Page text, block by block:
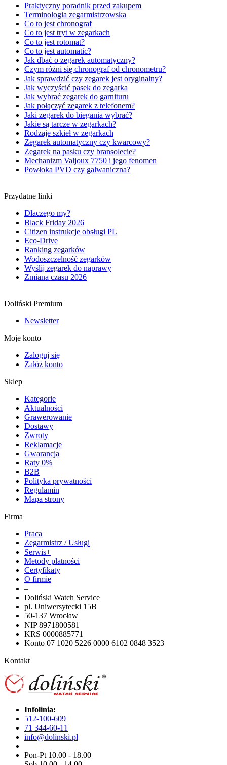
Praktyczny poradnik przed zakupem
Terminologia zegarmistrzowska
Co to jest chronograf
Co to jest tryt w zegarkach
Co to jest rotomat?
Co to jest automatic?
Jak dbać o zegarek automatyczny?
Czym różni się chronograf od chronometru?
Jak sprawdzić czy zegarek jest oryginalny?
Jak wyczyścić pasek do zegarka
Jak wybrać zegarek do garnituru
Jak połączyć zegarek z telefonem?
Jaki zegarek do biegania wybrać?
Jakie są tarcze w zegarkach?
Rodzaje szkieł w zegarkach
Zegarek automatyczny czy kwarcowy?
Zegarek na pasku czy bransolecie?
Mechanizm Valjoux 7750 i jego fenomen
Powłoka PVD czy galwaniczna?
Przydatne linki
Dlaczego my?
Black Friday 2026
Citizen instrukcje obsługi PL
Eco-Drive
Ranking zegarków
Wodoszczelność zegarków
Wyślij zegarek do naprawy
Zmiana czasu 2026
Doliński Premium
Newsletter
Moje konto
Zaloguj się
Załóż konto
Sklep
Kategorie
Aktualności
Grawerowanie
Dostawy
Zwroty
Reklamacje
Gwarancja
Raty 0%
B2B
Polityka prywatności
Regulamin
Mapa strony
Firma
Praca
Zegarmistrz / Usługi
Serwis+
Metody płatności
Certyfikaty
O firmie
–
Doliński Watch Service
pl. Uniwersytecki 15B
50-137 Wrocław
NIP 8971800581
KRS 0000885771
Konto 07 1020 5226 0000 6102 0848 3523
Kontakt
Infolinia:
512-100-609
71 344-60-11
info@dolinski.pl
Pon-Pt 10.00 - 18.00